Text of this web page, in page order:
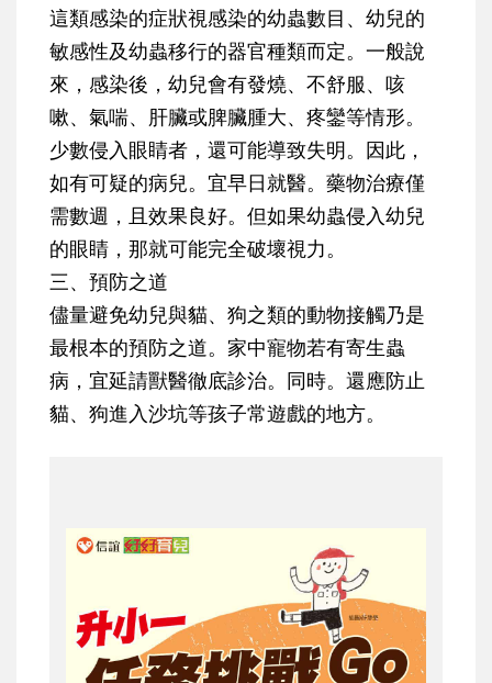
這類感染的症狀視感染的幼蟲數目、幼兒的
敏感性及幼蟲移行的器官種類而定。一般說
來，感染後，幼兒會有發燒、不舒服、咳
嗽、氣喘、肝臟或脾臟腫大、疼鑾等情形。
少數侵入眼睛者，還可能導致失明。因此，
如有可疑的病兒。宜早日就醫。藥物治療僅
需數週，且效果良好。但如果幼蟲侵入幼兒
的眼睛，那就可能完全破壞視力。
三、預防之道
儘量避免幼兒與貓、狗之類的動物接觸乃是
最根本的預防之道。家中寵物若有寄生蟲
病，宜延請獸醫徹底診治。同時。還應防止
貓、狗進入沙坑等孩子常遊戲的地方。